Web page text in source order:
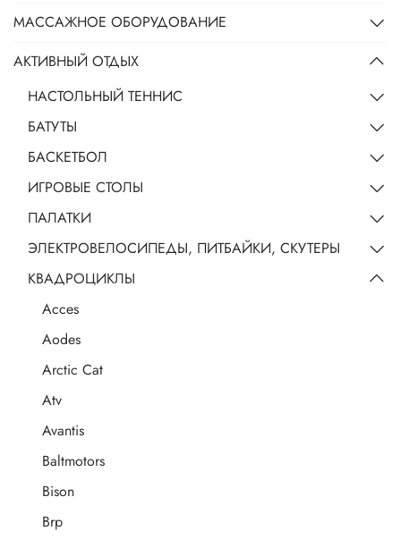
МАССАЖНОЕ ОБОРУДОВАНИЕ
АКТИВНЫЙ ОТДЫХ
НАСТОЛЬНЫЙ ТЕННИС
БАТУТЫ
БАСКЕТБОЛ
ИГРОВЫЕ СТОЛЫ
ПАЛАТКИ
ЭЛЕКТРОВЕЛОСИПЕДЫ, ПИТБАЙКИ, СКУТЕРЫ
КВАДРОЦИКЛЫ
Acces
Aodes
Arctic Cat
Atv
Avantis
Baltmotors
Bison
Brp